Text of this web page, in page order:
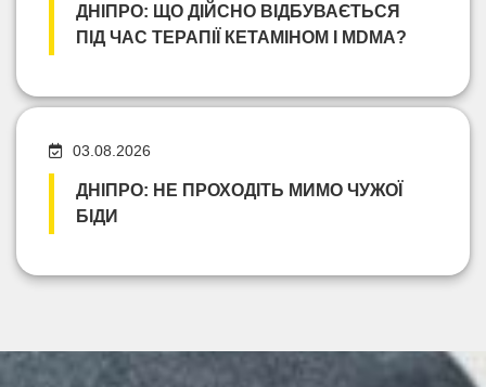
ДНІПРО: ЩО ДІЙСНО ВІДБУВАЄТЬСЯ
ПІД ЧАС ТЕРАПІЇ КЕТАМІНОМ І MDMA?
03.08.2026
ДНІПРО: НЕ ПРОХОДІТЬ МИМО ЧУЖОЇ
БІДИ